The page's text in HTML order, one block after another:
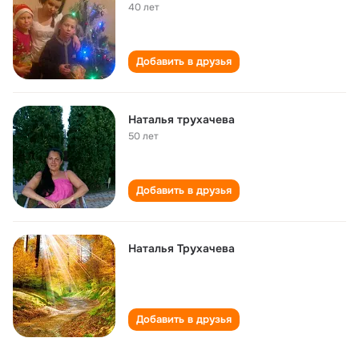
40 лет
Добавить в друзья
Наталья трухачева
50 лет
Добавить в друзья
Наталья Трухачева
Добавить в друзья